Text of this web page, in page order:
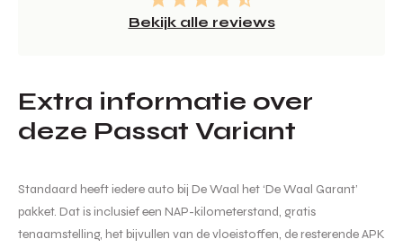
Bekijk alle reviews
Extra informatie over
deze Passat Variant
Standaard heeft iedere auto bij De Waal het ‘De Waal Garant’
pakket. Dat is inclusief een NAP-kilometerstand, gratis
tenaamstelling, het bijvullen van de vloeistoffen, de resterende APK